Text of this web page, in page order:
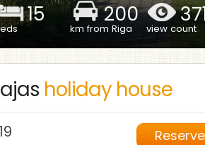
15 200
km from Riga view count
holiday house
Reserve